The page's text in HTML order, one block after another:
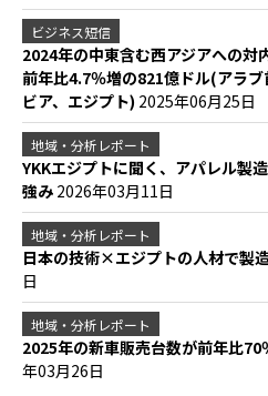
ビジネス短信
2024年の中東含む西アジアへの対
前年比4.7％増の821億ドル(アラ
ビア、エジプト) 2025年06月25日
地域・分析レポート
YKKエジプトに聞く、アパレル製
強み 2026年03月11日
地域・分析レポート
日本の技術×エジプトの人材で製
日
地域・分析レポート
2025年の新車販売台数が前年比70
年03月26日